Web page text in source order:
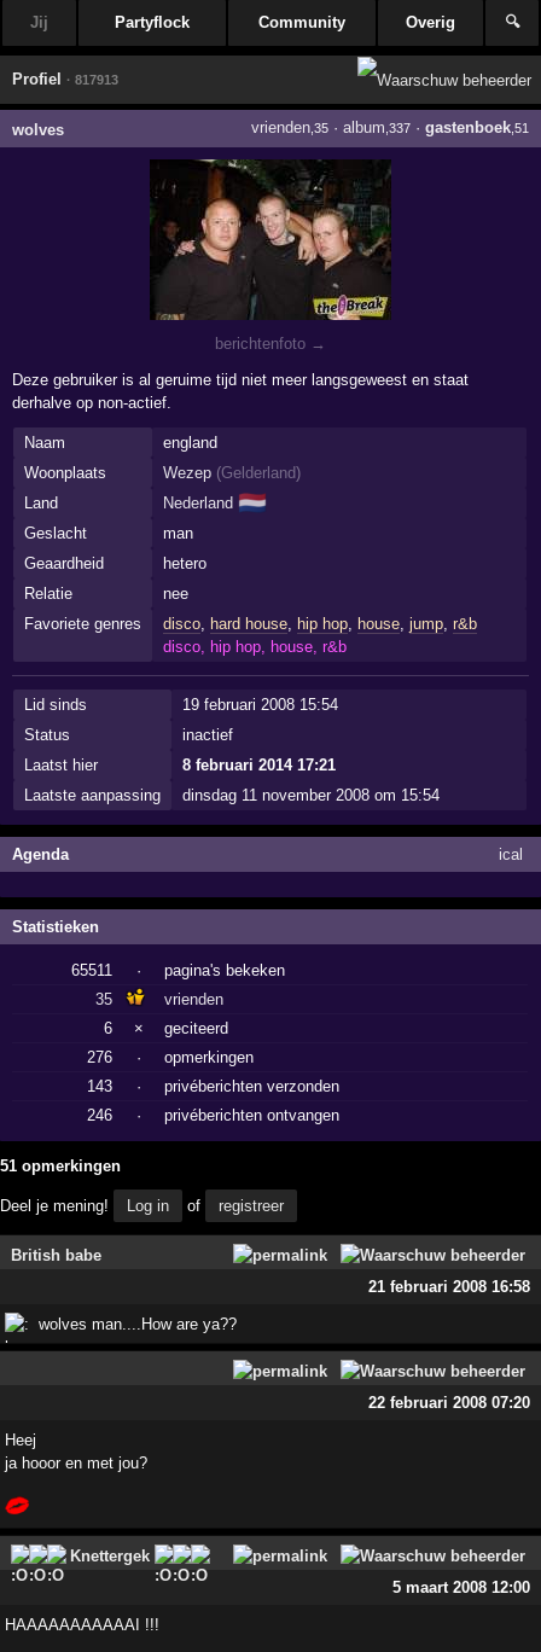
Jij Partyflock Community Overig 🔍
Profiel · 817913
wolves vrienden,35· album ,337· gastenboek,51
berichtenfoto →
Deze gebruiker is al geruime tijd niet meer langsgeweest en staat
derhalve op non-actief.
Naam
england
Woonplaats
Wezep (Gelderland)
Land
Nederland 🇳🇱
Geslacht
man
Geaardheid
hetero
Relatie
nee
Favoriete genres
disco, hard house, hip hop, house, jump, r&b
disco, hip hop, house, r&b
Lid sinds
19 februari 2008 15:54
Status
inactief
Laatst hier
8 februari 2014 17:21
Laatste aanpassing
dinsdag 11 november 2008 om 15:54
Agenda ical
Statistieken
65511 ·
pagina's bekeken
35
vrienden
6
×
geciteerd
276
·
opmerkingen
143
·
privéberichten verzonden
246
· privéberichten ontvangen
51 opmerkingen
Deel je mening! Log in of registreer
British babe
21 februari 2008 16:58
wolves man....How are ya??
22 februari 2008 07:20
Heej
ja hooor en met jou?
Knettergek
5 maart 2008 12:00
HAAAAAAAAAAAI !!!